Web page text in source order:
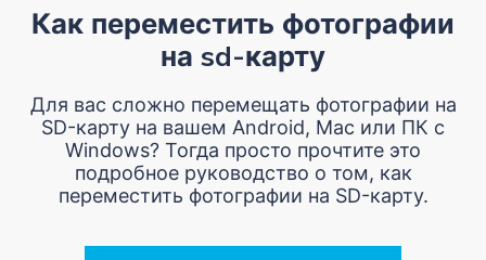
Обзор
О нас
Новости
Покупка
Восстановление фото/видео/аудио
Другие продукты Recoverit
Особенности
Восстановление медиафайлов
Восстановление документов
Восстановление с устройств
Решение проблем с файлами
Решение проблем с компьютером
Решения для устройств хранения данных
Помощь
Руководство пользователя
Как переместить фотографии
на sd-карту
Для вас сложно перемещать фотографии на
SD-карту на вашем Android, Mac или ПК с
Windows? Тогда просто прочтите это
подробное руководство о том, как
переместить фотографии на SD-карту.